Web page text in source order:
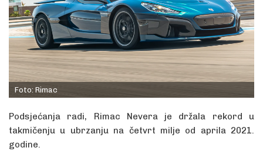
Foto: Rimac
Podsjećanja radi, Rimac Nevera je držala rekord u
takmičenju u ubrzanju na četvrt milje od aprila 2021.
godine.